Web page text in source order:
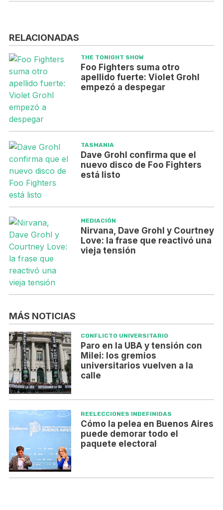
RELACIONADAS
THE TONIGHT SHOW
Foo Fighters suma otro
apellido fuerte: Violet Grohl
empezó a despegar
TASMANIA
Dave Grohl confirma que el
nuevo disco de Foo Fighters
está listo
MEDIACIÓN
Nirvana, Dave Grohl y Courtney
Love: la frase que reactivó una
vieja tensión
MÁS NOTICIAS
CONFLICTO UNIVERSITARIO
Paro en la UBA y tensión con
Milei: los gremios
universitarios vuelven a la
calle
REELECCIONES INDEFINIDAS
Cómo la pelea en Buenos Aires
puede demorar todo el
paquete electoral